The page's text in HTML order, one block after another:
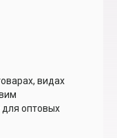
видах
оптовых